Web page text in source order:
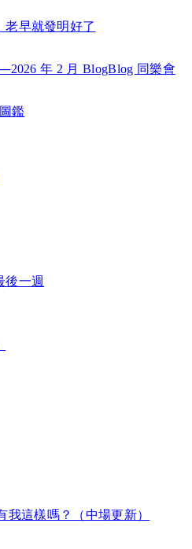
老早就發明好了
年 2 月 BlogBlog 同樂會
鑑
後一週
我這樣嗎？（中場更新）